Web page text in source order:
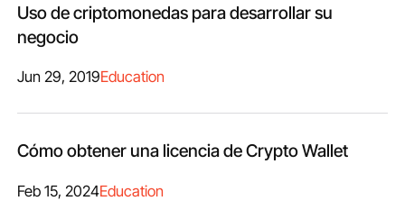
Uso de criptomonedas para desarrollar su
negocio
Jun 29, 2019Education
Cómo obtener una licencia de Crypto Wallet
Feb 15, 2024Education